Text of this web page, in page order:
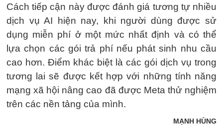
Cách tiếp cận này được đánh giá tương tự nhiều
dịch vụ AI hiện nay, khi người dùng được sử
dụng miễn phí ở một mức nhất định và có thể
lựa chọn các gói trả phí nếu phát sinh nhu cầu
cao hơn. Điểm khác biệt là các gói dịch vụ trong
tương lai sẽ được kết hợp với những tính năng
mạng xã hội nâng cao đã được Meta thử nghiệm
trên các nền tảng của mình.
MẠNH HÙNG